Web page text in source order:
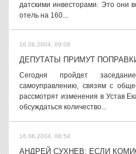
датскими инвесторами. Это они
отель на 160...
16.06.2004, 09:09
ДЕПУТАТЫ ПРИМУТ
Сегодня пройдет
самоуправлению, связям с
рассмотрят изменения в Устав
обсуждаться количество...
16.06.2004, 08:54
АНДРЕЙ СУХНЕВ: ЕСЛИ